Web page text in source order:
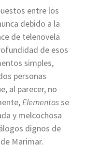
entre los
debido a la
de telenovela
de esos
simples,
personas
al parecer, no
Elementosse
y melcochosa
dignos de
Marimar.